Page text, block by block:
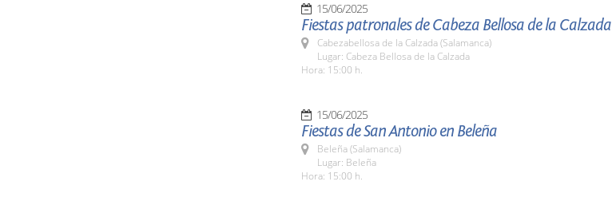
15/06/2025
Fiestas patronales de Cabeza Bellosa de la Calzada
Cabezabellosa de la Calzada (Salamanca)
Lugar: Cabeza Bellosa de la Calzada
Hora: 15:00 h.
15/06/2025
Fiestas de San Antonio en Beleña
Beleña (Salamanca)
Lugar: Beleña
Hora: 15:00 h.